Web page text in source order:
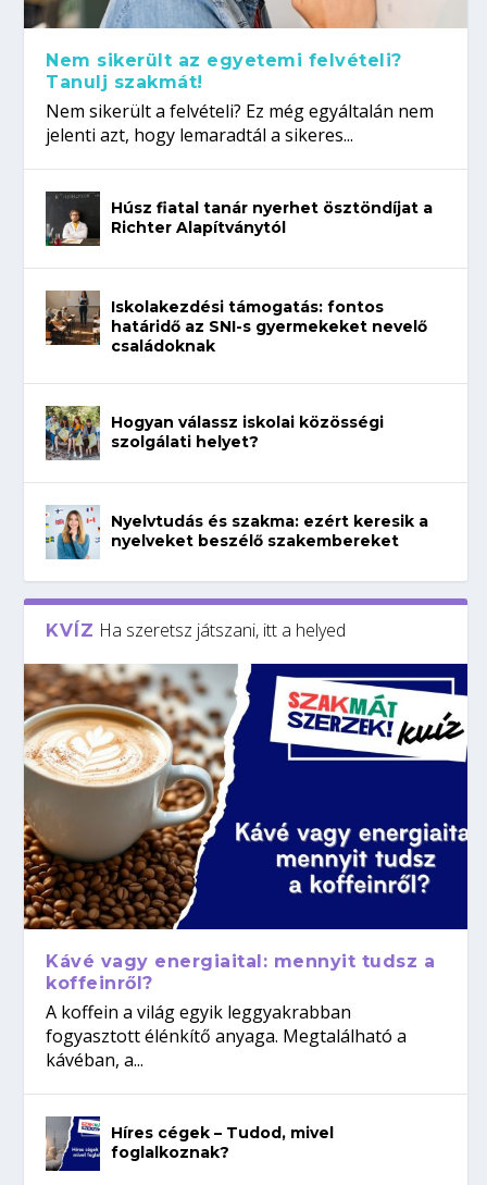
Nem sikerült az egyetemi felvételi?
Tanulj szakmát!
Nem sikerült a felvételi? Ez még egyáltalán nem
jelenti azt, hogy lemaradtál a sikeres...
Húsz fiatal tanár nyerhet ösztöndíjat a
Richter Alapítványtól
Iskolakezdési támogatás: fontos
határidő az SNI-s gyermekeket nevelő
családoknak
Hogyan válassz iskolai közösségi
szolgálati helyet?
Nyelvtudás és szakma: ezért keresik a
nyelveket beszélő szakembereket
KVÍZ Ha szeretsz játszani, itt a helyed
Kávé vagy energiaital: mennyit tudsz a
koffeinről?
A koffein a világ egyik leggyakrabban
fogyasztott élénkítő anyaga. Megtalálható a
kávéban, a...
Híres cégek – Tudod, mivel
foglalkoznak?